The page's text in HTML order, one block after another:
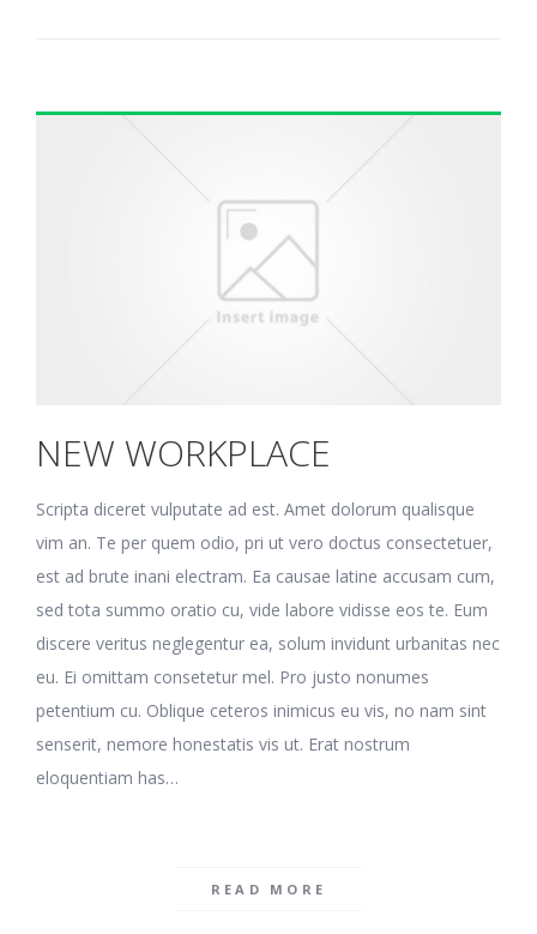
NEW WORKPLACE
Scripta diceret vulputate ad est. Amet dolorum qualisque
vim an. Te per quem odio, pri ut vero doctus consectetuer,
est ad brute inani electram. Ea causae latine accusam cum,
sed tota summo oratio cu, vide labore vidisse eos te. Eum
discere veritus neglegentur ea, solum invidunt urbanitas nec
eu. Ei omittam consetetur mel. Pro justo nonumes
petentium cu. Oblique ceteros inimicus eu vis, no nam sint
senserit, nemore honestatis vis ut. Erat nostrum
eloquentiam has…
READ MORE